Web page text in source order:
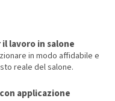
lavoro in salone
in modo affidabile e
reale del salone.
applicazione